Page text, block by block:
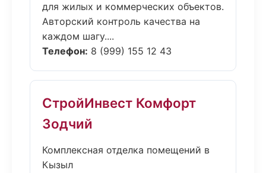
для жилых и коммерческих объектов.
Авторский контроль качества на
каждом шагу....
Телефон: 8 (999) 155 12 43
СтройИнвест Комфорт
Зодчий
Комплексная отделка помещений в
Кызыл